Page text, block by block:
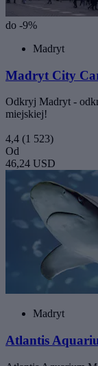
do -9%
Madryt
Madryt City
Odkryj Madryt -
miejskiej!
4,4 (1 523)
Od
46,24 USD
Madryt
Atlantis